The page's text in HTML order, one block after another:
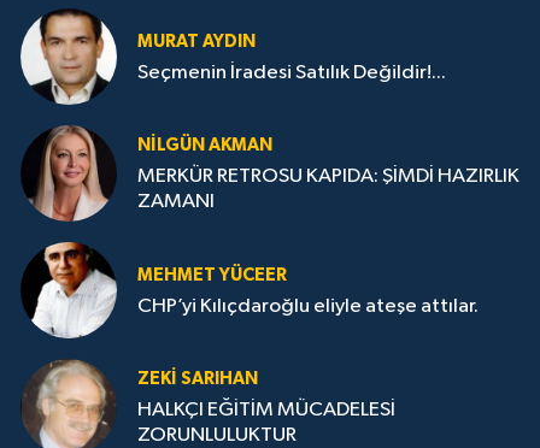
MURAT AYDIN
Seçmenin İradesi Satılık Değildir!...
NILGÜN AKMAN
MERKÜR RETROSU KAPIDA: ŞİMDİ HAZIRLIK
ZAMANI
MEHMET YÜCEER
CHP’yi Kılıçdaroğlu eliyle ateşe attılar.
ZEKI SARIHAN
HALKÇI EĞİTİM MÜCADELESİ
ZORUNLULUKTUR